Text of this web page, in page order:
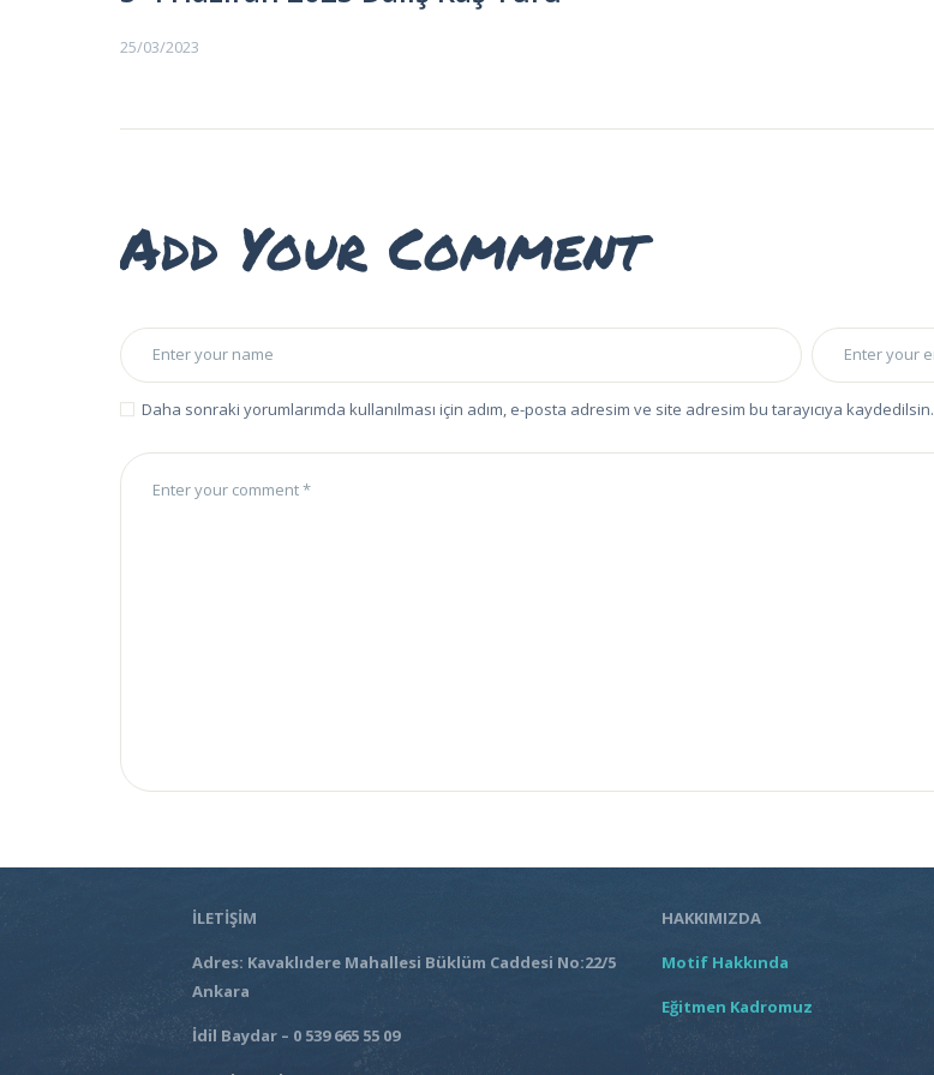
KURSLAR
HAKKIMIZDA
İLETIŞIM
25/03/2023
Add Your Comment
Daha sonraki yorumlarımda kullanılması için adım, e-posta adresim ve site adresim bu tarayıcıya kaydedilsin.
İLETİŞİM
Adres: Kavaklıdere Mahallesi Büklüm Caddesi No:22/5
Ankara
İdil Baydar – 0 539 665 55 09
HAKKIMIZDA
Motif Hakkında
Eğitmen Kadromuz